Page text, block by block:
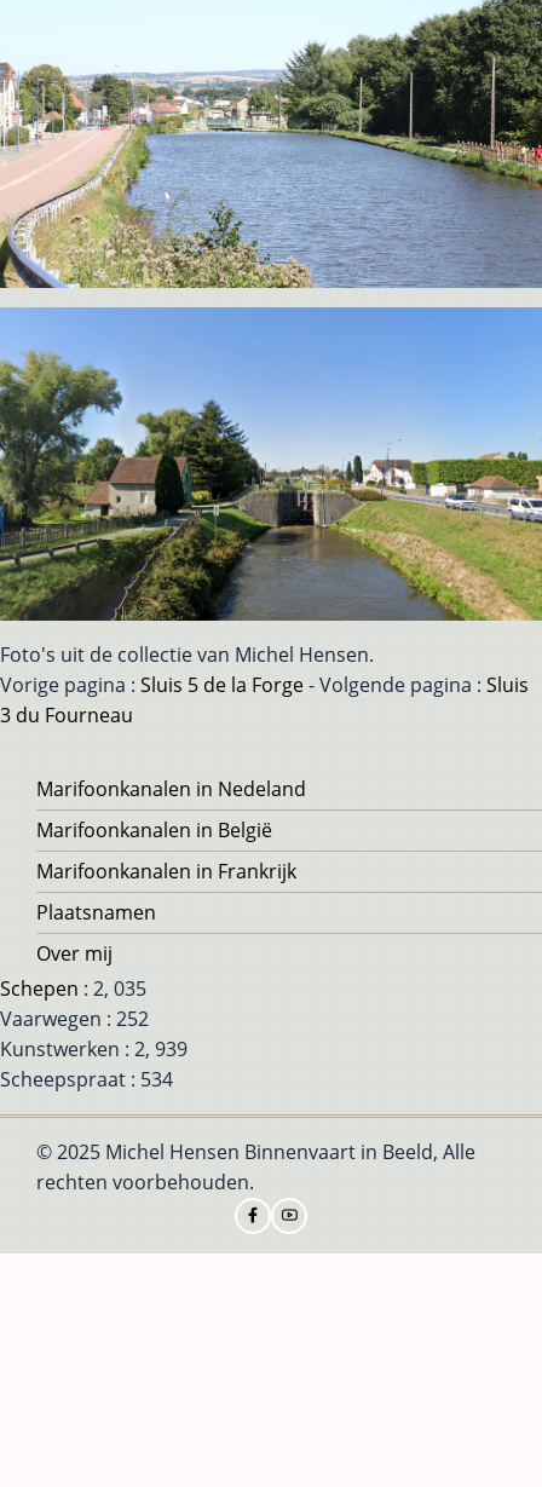
Foto's uit de collectie van Michel Hensen.
Vorige pagina : Sluis 5 de la Forge- Volgende pagina : Sluis
3 du Fourneau
Voet
Marifoonkanalen in Nedeland
Marifoonkanalen in België
Marifoonkanalen in Frankrijk
Plaatsnamen
Over mij
Schepen : 2, 035
Vaarwegen : 252
Kunstwerken : 2, 939
Scheepspraat : 534
© 2025 Michel Hensen Binnenvaart in Beeld, Alle
rechten voorbehouden.